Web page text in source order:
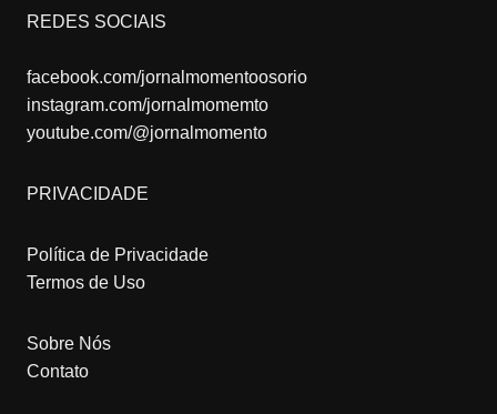
REDES SOCIAIS
facebook.com/jornalmomentoosorio
instagram.com/jornalmomemto
youtube.com/@jornalmomento
PRIVACIDADE
Política de Privacidade
Termos de Uso
Sobre Nós
Contato